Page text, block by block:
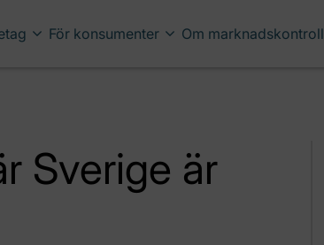
För konsumenter Om marknadskontroll
Sverige är